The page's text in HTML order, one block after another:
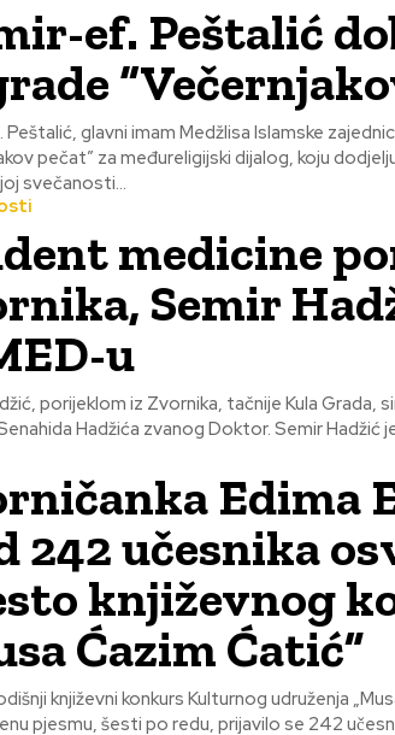
ef. Peštalić
glavni imam Medžlisa Islamske
pečat” za međureligijski dijalog, koju dodjeljuje Večernji
svečanosti...
medicine
Semir
u
porijeklom iz Zvornika, tačnije Kula Grada,
Hadžića zvanog Doktor. Semir
Edima
242 učesnika
književnog
Ćazim Ćatić”
književni konkurs Kulturnog udruženja